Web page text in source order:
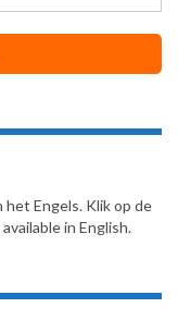
het Engels. Klik op de
in English.